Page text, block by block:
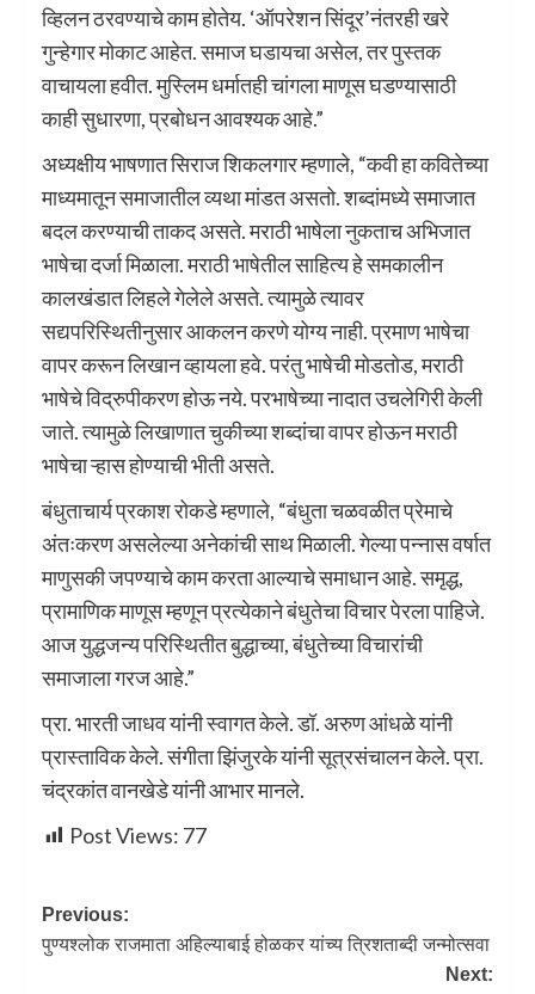
व्हिलन ठरवण्याचे काम होतेय. ‘ऑपरेशन सिंदूर’नंतरही खरे
गुन्हेगार मोकाट आहेत. समाज घडायचा असेल, तर पुस्तक
वाचायला हवीत. मुस्लिम धर्मातही चांगला माणूस घडण्यासाठी
काही सुधारणा, प्रबोधन आवश्यक आहे.”
अध्यक्षीय भाषणात सिराज शिकलगार म्हणाले, “कवी हा कवितेच्या
माध्यमातून समाजातील व्यथा मांडत असतो. शब्दांमध्ये समाजात
बदल करण्याची ताकद असते. मराठी भाषेला नुकताच अभिजात
भाषेचा दर्जा मिळाला. मराठी भाषेतील साहित्य हे समकालीन
कालखंडात लिहले गेलेले असते. त्यामुळे त्यावर
सद्यपरिस्थितीनुसार आकलन करणे योग्य नाही. प्रमाण भाषेचा
वापर करून लिखान व्हायला हवे. परंतु भाषेची मोडतोड, मराठी
भाषेचे विद्रुपीकरण होऊ नये. परभाषेच्या नादात उचलेगिरी केली
जाते. त्यामुळे लिखाणात चुकीच्या शब्दांचा वापर होऊन मराठी
भाषेचा ऱ्हास होण्याची भीती असते.
बंधुताचार्य प्रकाश रोकडे म्हणाले, “बंधुता चळवळीत प्रेमाचे
अंतःकरण असलेल्या अनेकांची साथ मिळाली. गेल्या पन्नास वर्षात
माणुसकी जपण्याचे काम करता आल्याचे समाधान आहे. समृद्ध,
प्रामाणिक माणूस म्हणून प्रत्येकाने बंधुतेचा विचार पेरला पाहिजे.
आज युद्धजन्य परिस्थितीत बुद्धाच्या, बंधुतेच्या विचारांची
समाजाला गरज आहे.”
प्रा. भारती जाधव यांनी स्वागत केले. डॉ. अरुण आंधळे यांनी
प्रास्ताविक केले. संगीता झिंजुरके यांनी सूत्रसंचालन केले. प्रा.
चंद्रकांत वानखेडे यांनी आभार मानले.
Post Views: 77
Previous:
पुण्यश्लोक राजमाता अहिल्याबाई होळकर यांच्य त्रिशताब्दी जन्मोत्सवा
Next: